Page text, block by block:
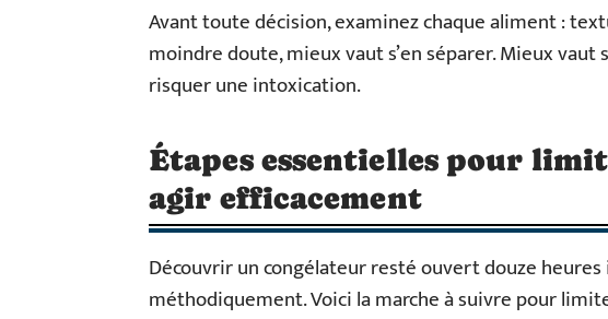
Avant toute décision, examinez chaque aliment :
moindre doute, mieux vaut s’en séparer. Mieux
risquer une intoxication.
Étapes essentielles pour
agir efficacement
Découvrir un congélateur resté ouvert douze
méthodiquement. Voici la marche à suivre pour